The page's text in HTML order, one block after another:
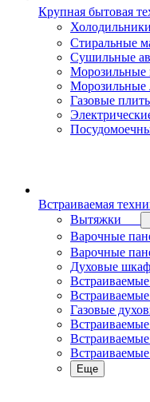
Крупная бытовая
Холодильники
Стиральные
Сушильные
Морозильные
Морозильные
Газовые
Встраиваемая
Вытяжки
Варочные
Варочные
Духовые
Газовые
Еще